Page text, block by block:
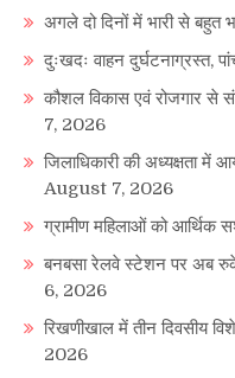
अगले दो दिनों में भारी से बहुत
दुःखदः वाहन दुर्घटनाग्रस्त,
कौशल विकास एवं रोजगार से
7, 2026
जिलाधिकारी की अध्यक्षता में
August 7, 2026
ग्रामीण महिलाओं को आर्थिक
बनबसा रेलवे स्टेशन पर अब
6, 2026
रिखणीखाल में तीन दिवसीय
2026